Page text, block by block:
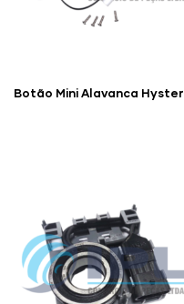
Botão Mini Alavanca Hyster